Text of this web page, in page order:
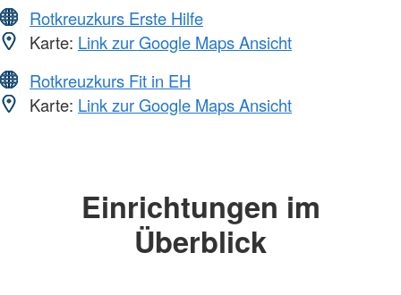
Rotkreuzkurs Erste Hilfe
Karte: Link zur Google Maps Ansicht
Rotkreuzkurs Fit in EH
Karte: Link zur Google Maps Ansicht
Einrichtungen im
Überblick